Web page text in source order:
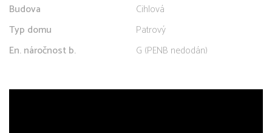
Budova
Cihlová
Typ domu
Patrový
En. náročnost b.
G (PENB nedodán)